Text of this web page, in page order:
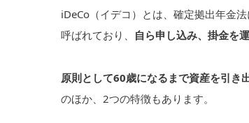
iDeCo（イデコ）とは、確定拠出年金
呼ばれており、 自ら申し込み、掛金を
原則として60歳になるまで資産を引き
のほか、2つの特徴もあります。